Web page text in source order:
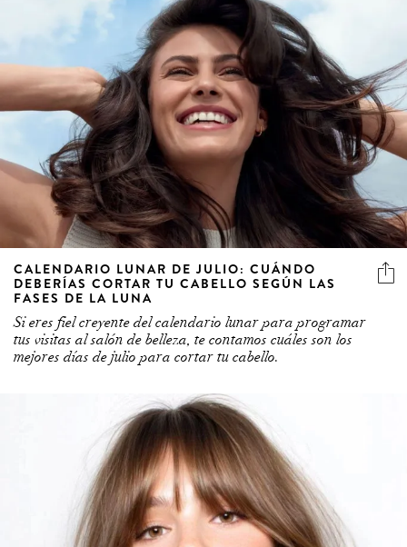
CALENDARIO LUNAR DE JULIO: CUÁNDO
DEBERÍAS CORTAR TU CABELLO SEGÚN LAS
FASES DE LA LUNA
Si eres fiel creyente del calendario lunar para programar
tus visitas al salón de belleza, te contamos cuáles son los
mejores días de julio para cortar tu cabello.